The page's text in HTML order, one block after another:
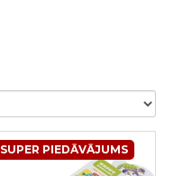
SUPER PIEDĀVĀJUMS